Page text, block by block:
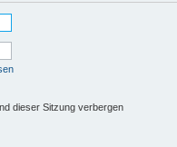
dieser Sitzung verbergen